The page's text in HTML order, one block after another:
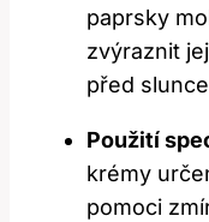
paprsky
zvýraznit
před
Použití‍
krémy
pomoci⁣